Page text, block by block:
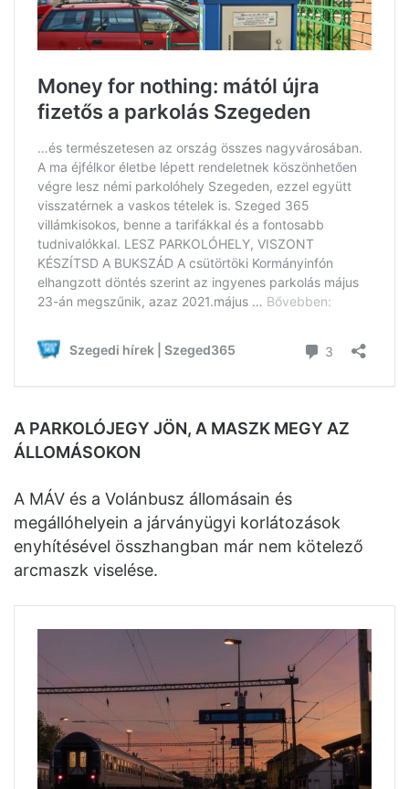
A PARKOLÓJEGY JÖN, A MASZK MEGY AZ
ÁLLOMÁSOKON
A MÁV és a Volánbusz állomásain és
megállóhelyein a járványügyi korlátozások
enyhítésével összhangban már nem kötelező
arcmaszk viselése.